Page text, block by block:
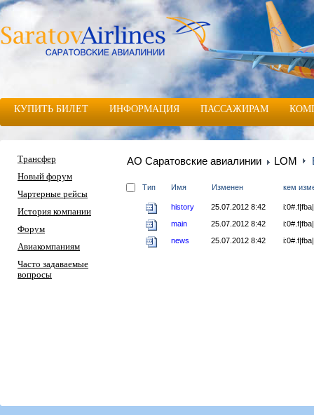
КУПИТЬ БИЛЕТ ИНФОРМАЦИЯ ПАССАЖИРАМ
Трансфер
Новый форум
Чартерные рейсы
История компании
Форум
Авиакомпаниям
Часто задаваемые
вопросы
АО Саратовские авиалинии LOM
Тип Имя Изменен кем
history 25.07.2012 8:42
main
25.07.2012 8:42
news
25.07.2012 8:42